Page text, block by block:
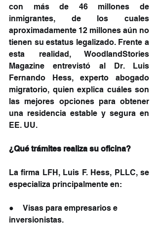
con más de 46 millones de
inmigrantes, de los cuales
aproximadamente 12 millones aún no
tienen su estatus legalizado. Frente a
esta realidad, WoodlandStories
Magazine entrevistó al Dr. Luis
Fernando Hess, experto abogado
migratorio, quien explica cuáles son
las mejores opciones para obtener
una residencia estable y segura en
EE. UU.
¿Qué trámites realiza su oficina?
La firma LFH, Luis F. Hess, PLLC, se
especializa principalmente en:
●     Visas para empresarios e
inversionistas.